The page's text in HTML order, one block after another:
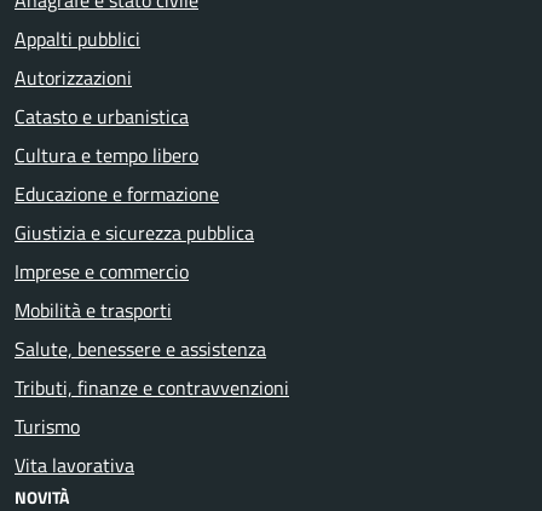
Appalti pubblici
Autorizzazioni
Catasto e urbanistica
Cultura e tempo libero
Educazione e formazione
Giustizia e sicurezza pubblica
Imprese e commercio
Mobilità e trasporti
Salute, benessere e assistenza
Tributi, finanze e contravvenzioni
Turismo
Vita lavorativa
NOVITÀ